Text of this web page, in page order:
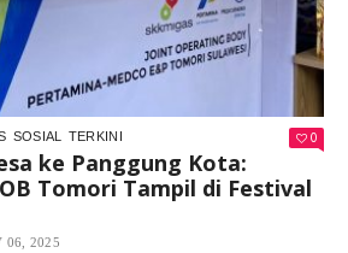
SOSIAL TERKINI 0
ke Panggung Kota:
Tomori Tampil di Festival
06, 2025